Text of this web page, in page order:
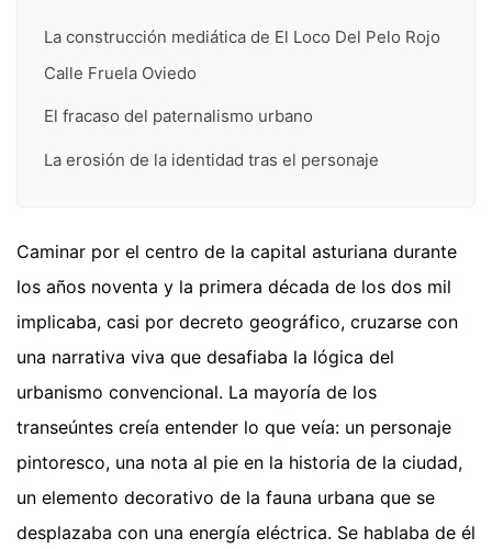
La construcción mediática de El Loco Del Pelo Rojo
Calle Fruela Oviedo
El fracaso del paternalismo urbano
La erosión de la identidad tras el personaje
Caminar por el centro de la capital asturiana durante
los años noventa y la primera década de los dos mil
implicaba, casi por decreto geográfico, cruzarse con
una narrativa viva que desafiaba la lógica del
urbanismo convencional. La mayoría de los
transeúntes creía entender lo que veía: un personaje
pintoresco, una nota al pie en la historia de la ciudad,
un elemento decorativo de la fauna urbana que se
desplazaba con una energía eléctrica. Se hablaba de él